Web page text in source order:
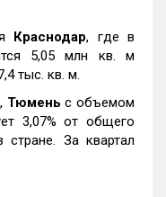
Краснодар, где в
5,05 млн кв. м
тыс. кв. м.
Тюмень с объемом
3,07% от общего
За квартал